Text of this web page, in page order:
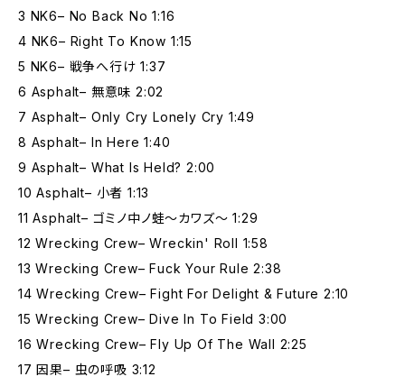
3 NK6– No Back No 1:16
4 NK6– Right To Know 1:15
5 NK6– 戦争へ行け 1:37
6 Asphalt– 無意味 2:02
7 Asphalt– Only Cry Lonely Cry 1:49
8 Asphalt– In Here 1:40
9 Asphalt– What Is Held? 2:00
10 Asphalt– 小者 1:13
11 Asphalt– ゴミノ中ノ蛙～カワズ～ 1:29
12 Wrecking Crew– Wreckin' Roll 1:58
13 Wrecking Crew– Fuck Your Rule 2:38
14 Wrecking Crew– Fight For Delight & Future 2:10
15 Wrecking Crew– Dive In To Field 3:00
16 Wrecking Crew– Fly Up Of The Wall 2:25
17 因果– 虫の呼吸 3:12